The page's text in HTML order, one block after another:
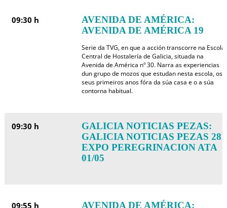
09:30 h
AVENIDA DE AMÉRICA:
AVENIDA DE AMÉRICA 19
Serie da TVG, en que a acción transcorre na Escola
Central de Hostalería de Galicia, situada na
Avenida de América nº 30. Narra as experiencias
dun grupo de mozos que estudan nesta escola, os
seus primeiros anos fóra da súa casa e o a súa
contorna habitual.
09:30 h
GALICIA NOTICIAS PEZAS:
GALICIA NOTICIAS PEZAS 281
EXPO PEREGRINACION ATA
01/05
09:55 h AVENIDA DE AMÉRICA: